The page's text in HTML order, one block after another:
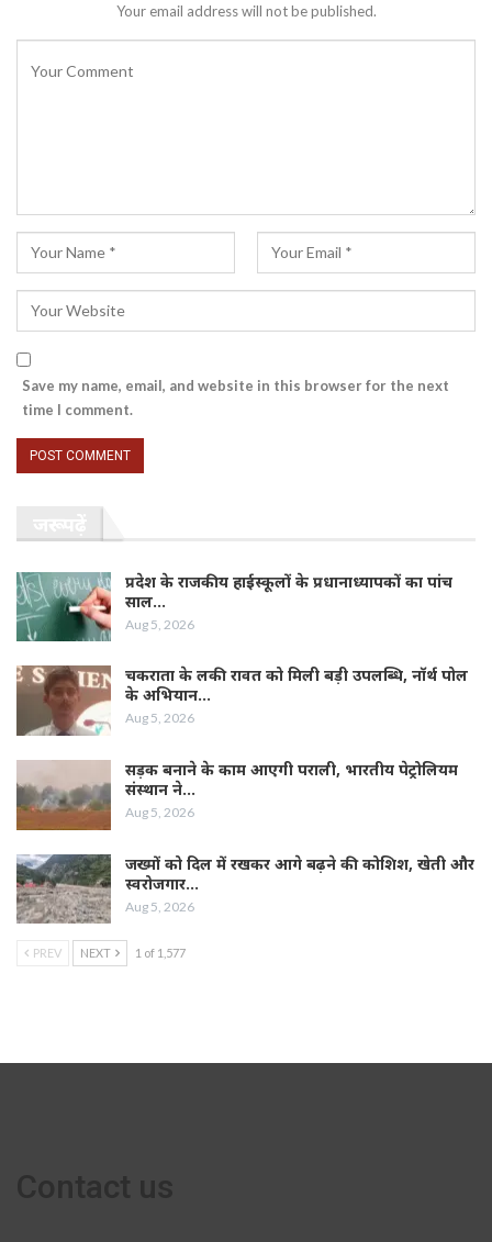
Your email address will not be published.
Save my name, email, and website in this browser for the next
time I comment.
प्रदेश के राजकीय हाईस्कूलों के प्रधानाध्यापकों का पांच
साल…
Aug 5, 2026
चकराता के लकी रावत को मिली बड़ी उपलब्धि, नॉर्थ पोल
के अभियान…
Aug 5, 2026
सड़क बनाने के काम आएगी पराली, भारतीय पेट्रोलियम
संस्थान ने…
Aug 5, 2026
जख्मों को दिल में रखकर आगे बढ़ने की कोशिश, खेती और
स्वरोजगार…
Aug 5, 2026
PREV NEXT 1 of 1,577